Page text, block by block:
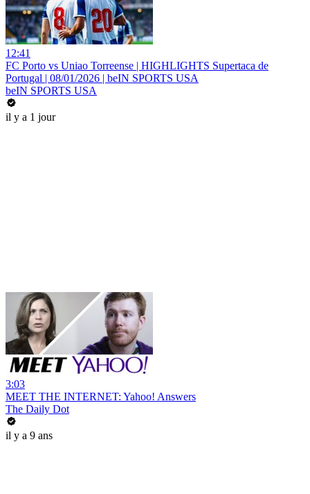
12:41
FC Porto vs Uniao Torreense | HIGHLIGHTS Supertaca de
Portugal | 08/01/2026 | beIN SPORTS USA
beIN SPORTS USA
il y a 1 jour
3:03
MEET THE INTERNET: Yahoo! Answers
The Daily Dot
il y a 9 ans